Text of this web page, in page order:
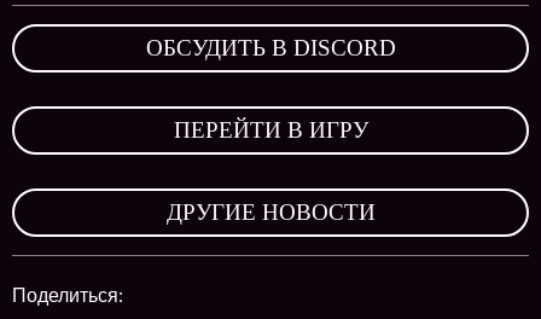
ОБСУДИТЬ В DISCORD
ПЕРЕЙТИ В ИГРУ
ДРУГИЕ НОВОСТИ
Поделиться: